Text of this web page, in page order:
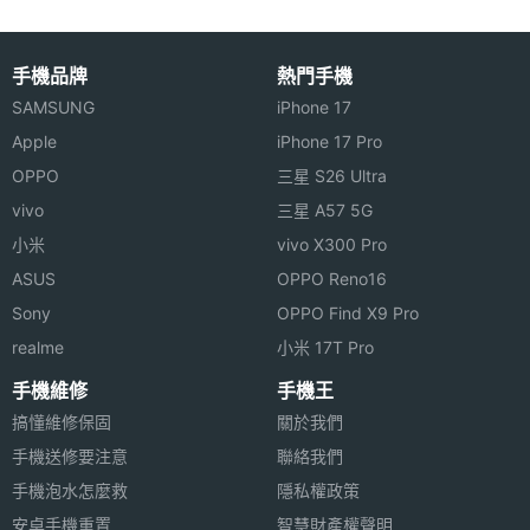
觸控採
樣率
相機規格
主相機
感光元
件
主相機
手機品牌
SAMSUNG
Apple
OPPO
vivo
小米
ASUS
Sony
realme
熱門手機
iPhone 17
iPhone 17 Pro
三星 S26 Ultra
三星 A57 5G
vivo X300 Pro
OPPO Reno16
OPPO Find X9 Pro
小米 17T Pro
手機維修
搞懂維修保固
手機送修要注意
手機泡水怎麼救
安卓手機重置
手機王
關於我們
聯絡我們
隱私權政策
智慧財產權聲明